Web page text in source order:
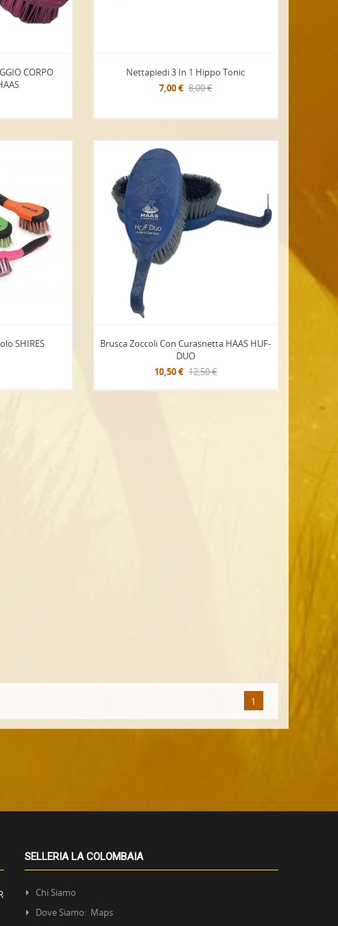
CORPO
Nettapiedi 3 In 1 Hippo Tonic
7,00 € 8,00 €
SHIRES
Brusca Zoccoli Con Curasnetta HAAS HUF-
DUO
10,50 € 12,50 €
1
SELLERIA LA COLOMBAIA
Chi Siamo
Dove Siamo: Maps